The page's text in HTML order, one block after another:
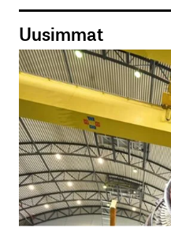
Uusimmat